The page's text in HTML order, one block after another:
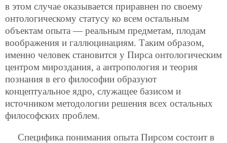
в этом случае оказывается приравнен по своему
онтологическому статусу ко всем остальным
объектам опыта — реальным предметам, плодам
воображения и галлюцинациям. Таким образом,
именно человек становится у Пирса онтологическим
центром мироздания, а антропология и теория
познания в его философии образуют
концептуальное ядро, служащее базисом и
источником методологии решения всех остальных
философских проблем.
Специфика понимания опыта Пирсом состоит в